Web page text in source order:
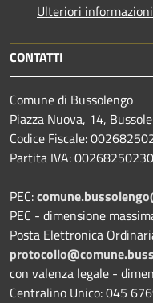
Ulteriori informazioni
CONTATTI
Comune di Bussolengo
Piazza Nuova, 14,
Codice Fiscale:
Partita IVA: 00268250230
PEC:
PEC - dimensione
Posta Elettronica
con valenza legale -
Centralino Unico: 045